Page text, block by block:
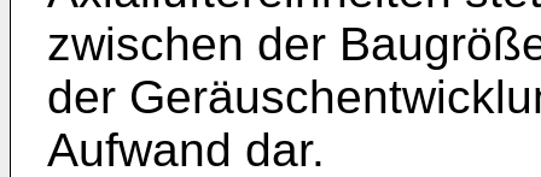
zwischen der
der
Aufwand dar.